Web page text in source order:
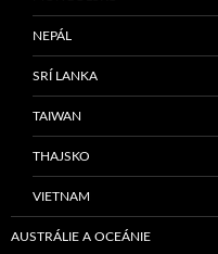
NEPÁL
SRÍ LANKA
TAIWAN
THAJSKO
VIETNAM
AUSTRÁLIE A OCEÁNIE